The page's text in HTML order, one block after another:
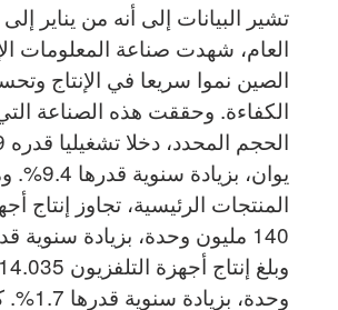
تشير البيانات إلى أنه من يناير
العام، شهدت صناعة المعلومات
الصين نموا سريعا في الإنتاج
الكفاءة. وحققت هذه الصناعة
يوان، بزيادة
المنتجات الرئيسية، تجاوز إنتاج
وحدة،